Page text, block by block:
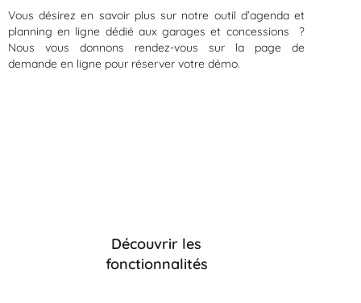
Vous désirez en savoir plus sur notre outil d’agenda et
planning en ligne dédié aux garages et concessions ?
Nous vous donnons rendez-vous sur la page de
demande en ligne pour réserver votre démo.
Découvrir les
fonctionnalités